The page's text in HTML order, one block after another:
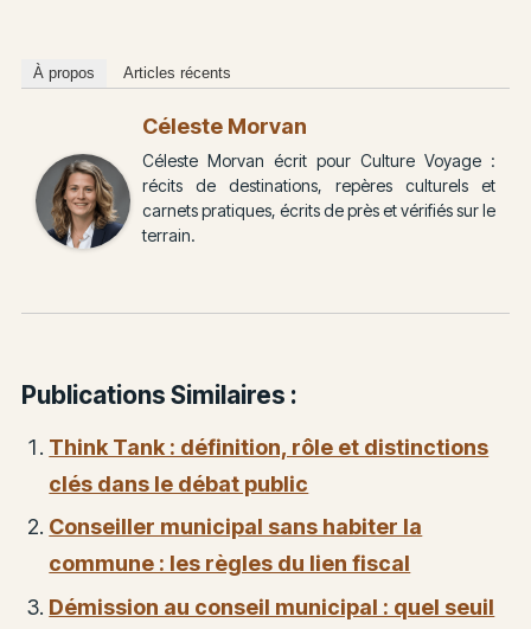
À propos Articles récents
Céleste Morvan
Céleste Morvan écrit pour Culture Voyage :
récits de destinations, repères culturels et
carnets pratiques, écrits de près et vérifiés sur le
terrain.
Publications Similaires :
Think Tank : définition, rôle et distinctions
clés dans le débat public
Conseiller municipal sans habiter la
commune : les règles du lien fiscal
Démission au conseil municipal : quel seuil